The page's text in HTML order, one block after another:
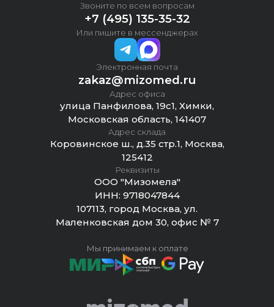
Звоните по всем вопросам
+7 (495) 135-35-32
Или пишите в мессенджерах
Электронная почта
zakaz@mizomed.ru
Адрес офиса
улица Панфилова, 19с1, Химки,
Московская область, 141407
Адрес склада
Коровинское ш., д.35 стр.1, Москва,
125412
Реквизиты
ООО "Мизомела"
ИНН: 9718047844
107113, город Москва, ул.
Маленковская дом 30, офис № 7
Мы принимаем к оплате